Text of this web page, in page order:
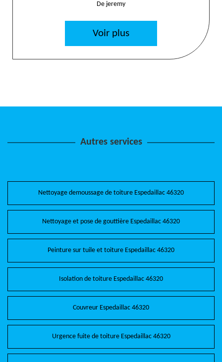
De jeremy
Voir plus
Autres services
Nettoyage demoussage de toiture Espedaillac 46320
Nettoyage et pose de gouttière Espedaillac 46320
Peinture sur tuile et toiture Espedaillac 46320
Isolation de toiture Espedaillac 46320
Couvreur Espedaillac 46320
Urgence fuite de toiture Espedaillac 46320